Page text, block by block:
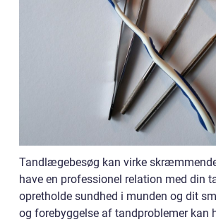
Tandlægebesøg kan virke
have en professionel relation med din
opretholde sundhed i munden og dit
og forebyggelse af tandproblemer kan